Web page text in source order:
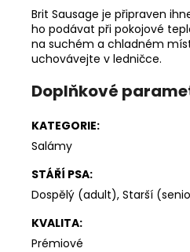
Brit Sausage je připraven
ho podávat při pokojové
na suchém a chladném
uchovávejte v ledničce.
Doplňkové
KATEGORIE:
Salámy
STÁŘÍ PSA:
Dospělý (adult), Starší
KVALITA:
Prémiové